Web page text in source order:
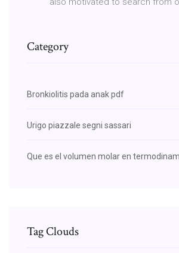
Category
Bronkiolitis pada anak pdf
Urigo piazzale segni sassari
Que es el volumen molar en
Tag Clouds